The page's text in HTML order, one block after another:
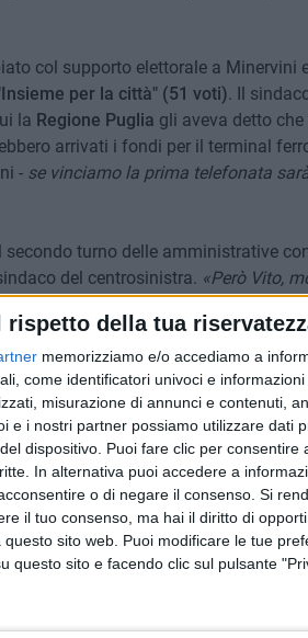
rispetto della tua
memorizziamo e/o accediamo a
come identificatori univoci e
misurazione di annunci e contenuti,
e i nostri partner possiamo utilizzare dati
dispositivo. Puoi fare clic per
In alternativa puoi accedere a
o di negare il consenso. Si
il tuo consenso, ma hai il diritto di
sito web. Puoi modificare le tue
questo sito e facendo clic sul pulsante
col supporto elettorale a Minervini
per la città" (51 voti). Il
la Regione Puglia gli aveva detto
arrivati i fondi per il terminal
- se vinciamo la prima telefonata
turno delle amministrative
del centrosinistra. «Però Vito,
Una «sollecitazione a cui
fare... ci siamo incontrati con...».E
Voti in cambio in cambio della
milioni di euro ministeriali e 6,4 di
pubblica di partenariato pubblico-
dall'avvocatoMaurizio Masellis)
già reperito il cofinanziatore privato»
a mettere i soldi... facciamo
dalle microspie, «prometteva»